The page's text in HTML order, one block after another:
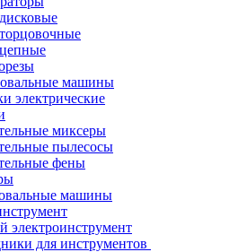
машины
электрические
миксеры
пылесосы
фены
машины
электроинструмент
для инструментов